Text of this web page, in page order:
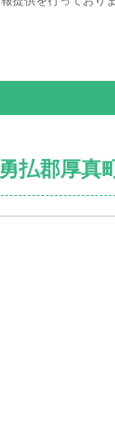
払郡厚真